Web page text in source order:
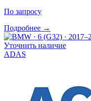
По запросу
Подробнее →
Уточнить наличие
ADAS